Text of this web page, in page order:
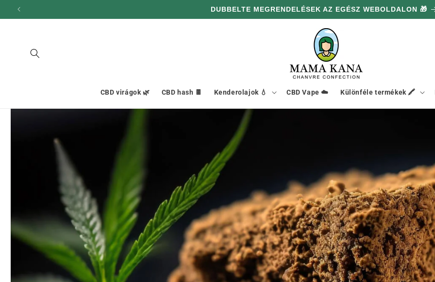
hagyni és
DUBBELTE MEGRENDELÉSEK AZ EGÉSZ WEBOLDALON 🎁
CBD virágok 🌿 CBD hash 🍫 Kenderolajok 💧 CBD Vape ☁️ Különféle termékek 🖍️